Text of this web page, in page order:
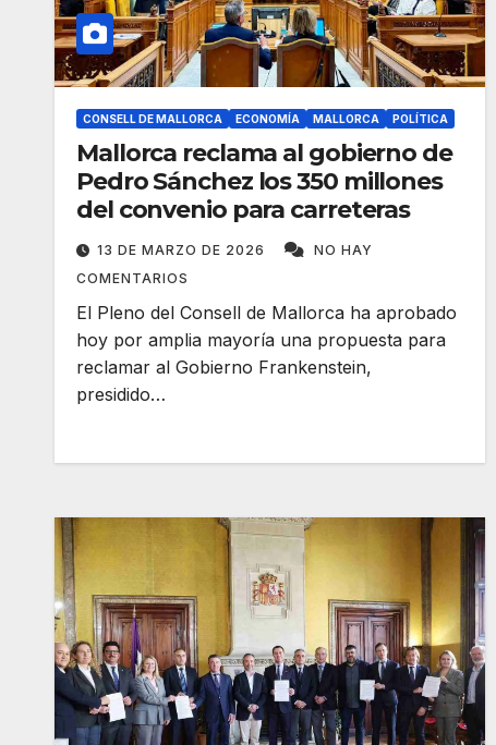
CONSELL DE MALLORCA ECONOMÍA MALLORCA POLÍTICA
Mallorca reclama al gobierno de
Pedro Sánchez los 350 millones
del convenio para carreteras
13 DE MARZO DE 2026
NO HAY
COMENTARIOS
El Pleno del Consell de Mallorca ha aprobado
hoy por amplia mayoría una propuesta para
reclamar al Gobierno Frankenstein,
presidido…